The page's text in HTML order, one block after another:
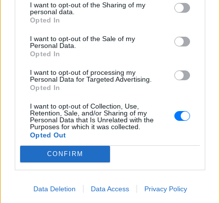
I want to opt-out of the Sharing of my
personal data.
Opted In
I want to opt-out of the Sale of my
Personal Data.
Opted In
I want to opt-out of processing my
Personal Data for Targeted Advertising.
Opted In
I want to opt-out of Collection, Use,
Retention, Sale, and/or Sharing of my
Personal Data that Is Unrelated with the
Purposes for which it was collected.
Opted Out
CONFIRM
Data Deletion Data Access Privacy Policy
Βίντεο: Υποψήφιος Δημοκρατικών στη Χαβάη
Οι Αρχές συνέλαβαν τον Κίριλ Μπάσιν, υποψήφιο των
Δημοκρατικών για το Κογκρέσο στη Χαβάη, μετά από
επεισόδιο σε κατάμεστη παραλία όπου φέρεται να απείλησε
ΠΡΙΝ 11 ΏΡΕΣ
μέτρων στη Λιθουανία για τη
μεταναστών από τη
Λευκορωσία
ΧΤΕΣ